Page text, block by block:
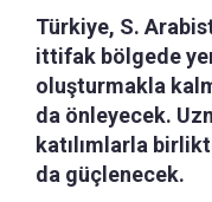
Türkiye, S.
ittifak bölgede
oluşturmakla
da önleyecek.
katılımlarla
da güçlenecek.